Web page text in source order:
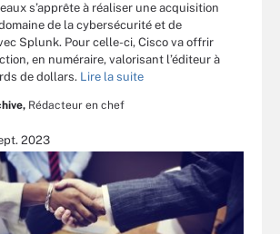
s’apprête à réaliser une acquisition
de la cybersécurité et de
Splunk. Pour celle-ci, Cisco va offrir
en numéraire, valorisant l’éditeur à
de dollars. Lire la suite
Rédacteur en chef
2023